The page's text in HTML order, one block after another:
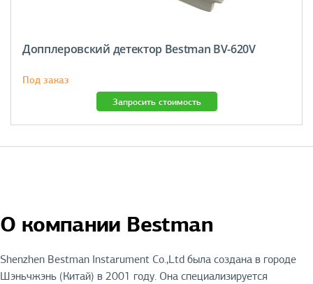
Допплеровский детектор Bestman BV-620V
Под заказ
Запросить стоимость
О компании Bestman
Shenzhen Bestman Instarument Co.,Ltd была создана в городе
Шэньчжэнь (Китай) в 2001 году. Она специализируется